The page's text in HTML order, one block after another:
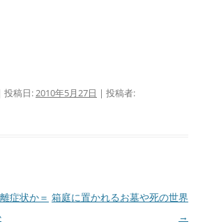
| 投稿日:2010年5月27日 | 投稿者:
症状か＝ 箱庭に置かれるお墓や死の世界
→